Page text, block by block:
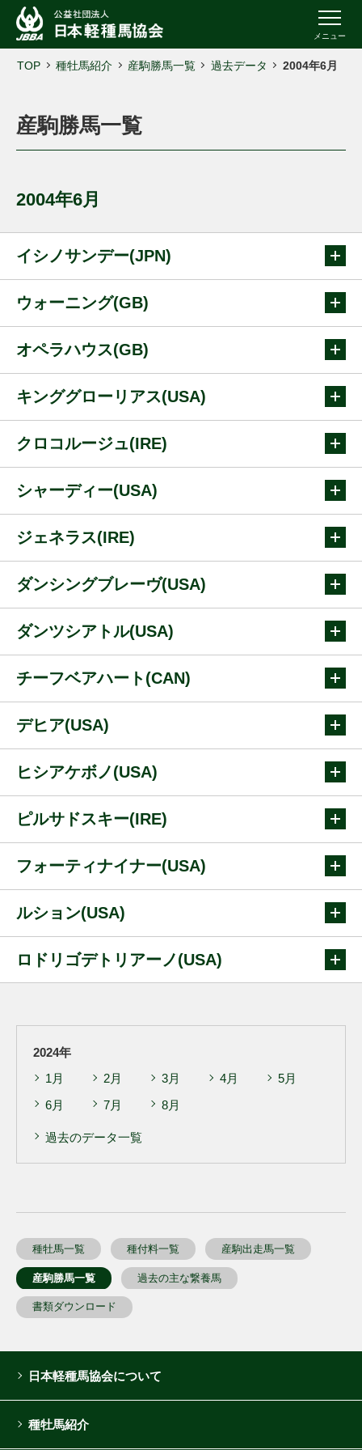
メニュー
TOP 種牡馬紹介 産駒勝馬一覧 過去データ 2004年6月
産駒勝馬一覧
2004年6月
イシノサンデー(JPN)
ウォーニング(GB)
オペラハウス(GB)
キンググローリアス(USA)
クロコルージュ(IRE)
シャーディー(USA)
ジェネラス(IRE)
ダンシングブレーヴ(USA)
ダンツシアトル(USA)
チーフベアハート(CAN)
デヒア(USA)
ヒシアケボノ(USA)
ピルサドスキー(IRE)
フォーティナイナー(USA)
ルション(USA)
ロドリゴデトリアーノ(USA)
2024年
1月
2月 3月 4月
5月
6月
7月 8月
過去のデータ一覧
種牡馬一覧 種付料一覧 産駒出走馬一覧
産駒勝馬一覧 過去の主な繋養馬
書類ダウンロード
日本軽種馬協会について
種牡馬紹介